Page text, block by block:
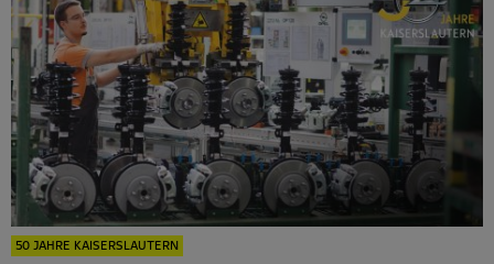
50 JAHRE KAISERSLAUTERN